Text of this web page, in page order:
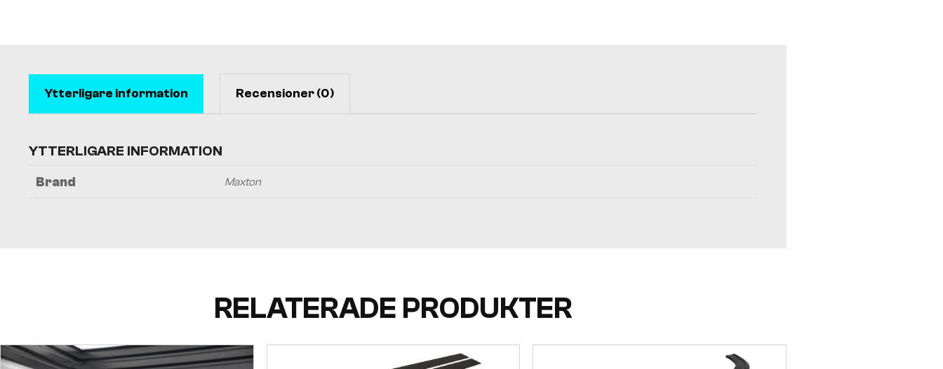
Ytterligare information Recensioner (0)
YTTERLIGARE INFORMATION
Brand Maxton
RELATERADE PRODUKTER